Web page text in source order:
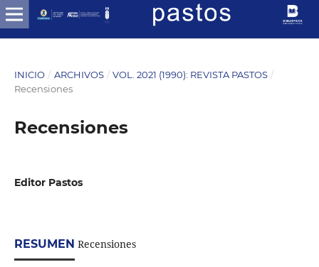
INICIO / ARCHIVOS / VOL. 2021 (1990): REVISTA PASTOS /
Recensiones
Recensiones
Editor Pastos
RESUMEN Recensiones